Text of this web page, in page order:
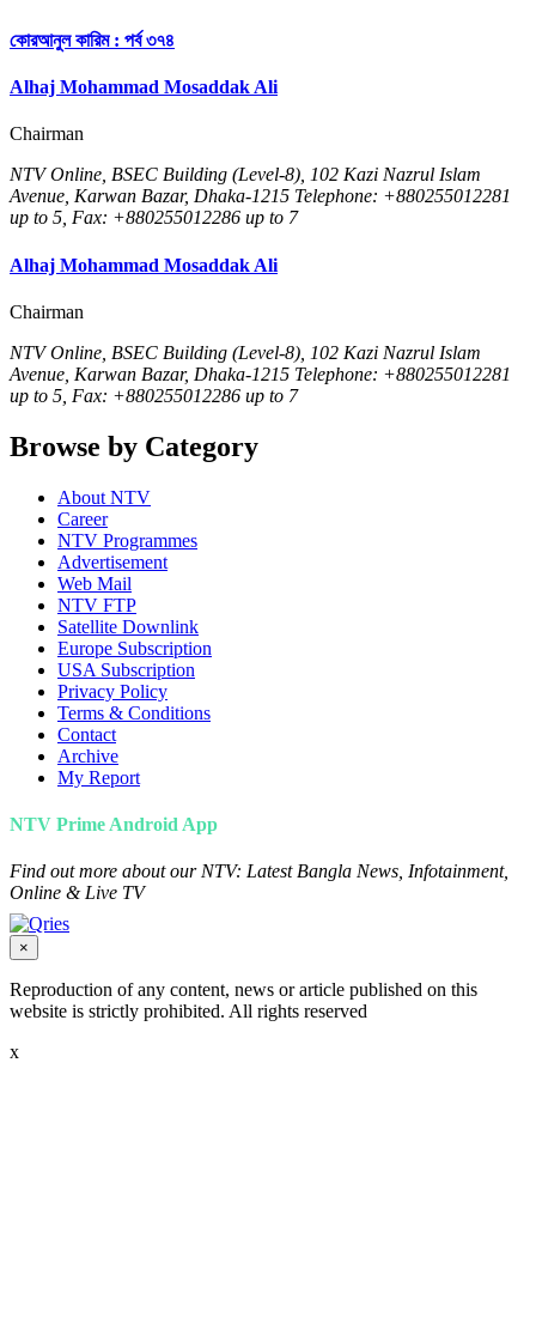
কোরআনুল কারিম : পর্ব ৩৭৪
Alhaj Mohammad Mosaddak Ali
Chairman
NTV Online, BSEC Building (Level-8), 102 Kazi Nazrul Islam
Avenue, Karwan Bazar, Dhaka-1215 Telephone: +880255012281
up to 5, Fax: +880255012286 up to 7
Alhaj Mohammad Mosaddak Ali
Chairman
NTV Online, BSEC Building (Level-8), 102 Kazi Nazrul Islam
Avenue, Karwan Bazar, Dhaka-1215 Telephone: +880255012281
up to 5, Fax: +880255012286 up to 7
Browse by Category
About NTV
Career
NTV Programmes
Advertisement
Web Mail
NTV FTP
Satellite Downlink
Europe Subscription
USA Subscription
Privacy Policy
Terms & Conditions
Contact
Archive
My Report
NTV Prime Android App
Find out more about our NTV: Latest Bangla News, Infotainment,
Online & Live TV
×
Reproduction of any content, news or article published on this
website is strictly prohibited. All rights reserved
x